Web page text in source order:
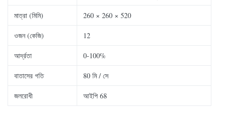
মাত্রা (মিমি) 260 × 260 × 520
ওজন (কেজি) 12
আর্দ্রতা 0-100%
বাতাসের গতি 80 মি / সে
জলরোধী আইপি 68